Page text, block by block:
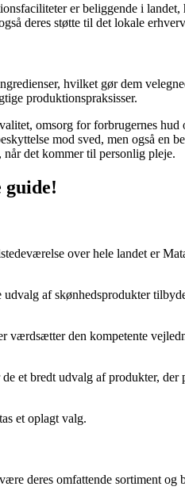
er beliggende i
deres støtte til det lokale
hvilket gør dem
produktionspraksisser.
omsorg for forbrugernes
mod sved, men også en
det kommer til personlig pleje.
over hele landet er
af skønhedsprodukter
den kompetente
et bredt udvalg af produkter, der
et oplagt valg.
deres omfattende sortiment og